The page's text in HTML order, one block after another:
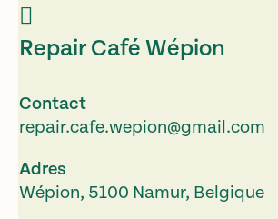
Repair Café Wépion
Contact
repair.cafe.wepion@gmail.com
Adres
Wépion, 5100 Namur, Belgique